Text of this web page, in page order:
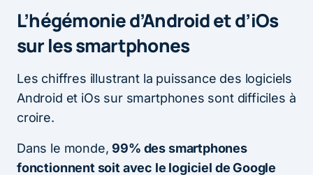
L’hégémonie d’Android et d’iOs
sur les smartphones
Les chiffres illustrant la puissance des logiciels
Android et iOs sur smartphones sont difficiles à
croire.
Dans le monde,99% des smartphones
fonctionnent soit avec le logiciel de Google